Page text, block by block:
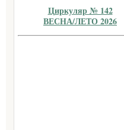
Циркуляр № 142
ВЕСНА/ЛЕТО 2026